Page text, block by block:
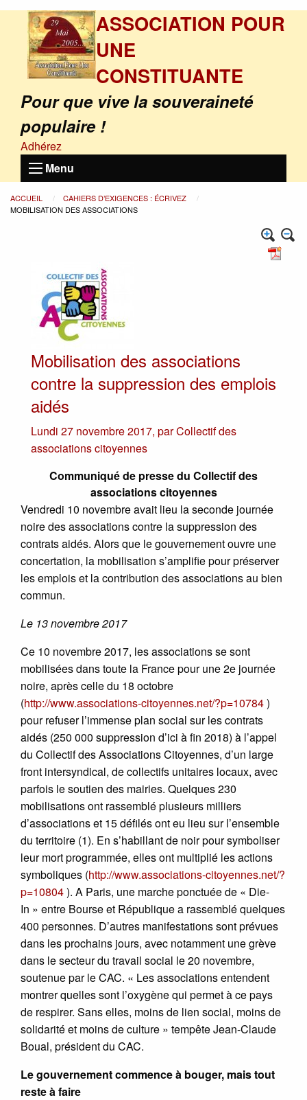
ASSOCIATION POUR
UNE
CONSTITUANTE
Pour que vive la souveraineté
populaire !
Adhérez
Menu
ACCUEIL
CAHIERS D’EXIGENCES : ÉCRIVEZ
MOBILISATION DES ASSOCIATIONS
Mobilisation des associations
contre la suppression des emplois
aidés
Lundi 27 novembre 2017, parCollectif des
associations citoyennes
Communiqué de presse du Collectif des
associations citoyennes
Vendredi 10 novembre avait lieu la seconde journée
noire des associations contre la suppression des
contrats aidés. Alors que le gouvernement ouvre une
concertation, la mobilisation s’amplifie pour préserver
les emplois et la contribution des associations au bien
commun.
Le 13 novembre 2017
Ce 10 novembre 2017, les associations se sont
mobilisées dans toute la France pour une 2e journée
noire, après celle du 18 octobre
(http://www.associations-citoyennes.net/?p=10784)
pour refuser l’immense plan social sur les contrats
aidés (250 000 suppression d’ici à fin 2018) à l’appel
du Collectif des Associations Citoyennes, d’un large
front intersyndical, de collectifs unitaires locaux, avec
parfois le soutien des mairies. Quelques 230
mobilisations ont rassemblé plusieurs milliers
d’associations et 15 défilés ont eu lieu sur l’ensemble
du territoire (1). En s’habillant de noir pour symboliser
leur mort programmée, elles ont multiplié les actions
symboliques (http://www.associations-citoyennes.net/?
p=10804). A Paris, une marche ponctuée de « Die-
In » entre Bourse et République a rassemblé quelques
400 personnes. D’autres manifestations sont prévues
dans les prochains jours, avec notamment une grève
dans le secteur du travail social le 20 novembre,
soutenue par le CAC. « Les associations entendent
montrer quelles sont l’oxygène qui permet à ce pays
de respirer. Sans elles, moins de lien social, moins de
solidarité et moins de culture » tempête Jean-Claude
Boual, président du CAC.
Le gouvernement commence à bouger, mais tout
reste à faire